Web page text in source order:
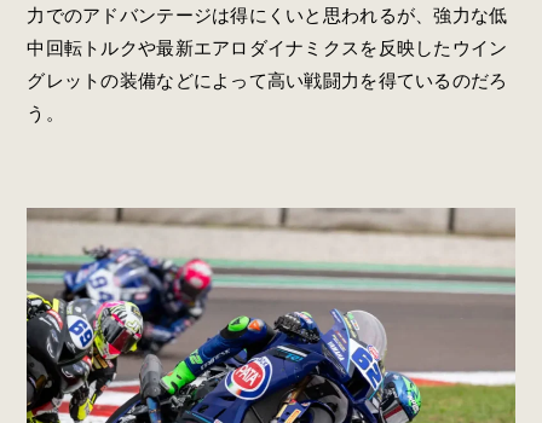
力でのアドバンテージは得にくいと思われるが、強力な低
中回転トルクや最新エアロダイナミクスを反映したウイン
グレットの装備などによって高い戦闘力を得ているのだろ
う。